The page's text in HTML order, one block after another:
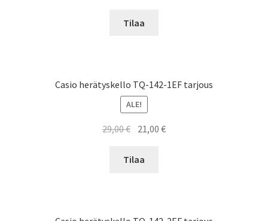
oli:
Tilaa
Casio herätyskello TQ-142-1EF tarjous
ALE!
29,00€ Alkuperäinen
oli:
21,00€Nykyinen
Tilaa